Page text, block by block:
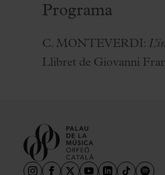
Programa
C. MONTEVERDI:
Llibret de Giovanni